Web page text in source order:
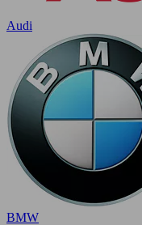
Audi
BMW